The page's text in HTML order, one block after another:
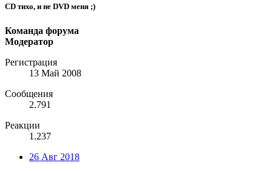
CD тихо, и не DVD меня ;)
Команда форума
Модератор
Регистрация
13 Май 2008
Сообщения
2.791
Реакции
1.237
26 Авг 2018